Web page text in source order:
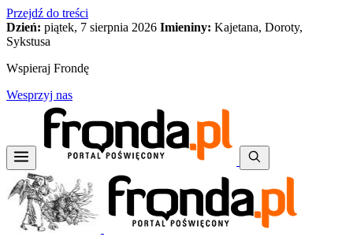
Przejdź do treści
Dzień: piątek, 7 sierpnia 2026 Imieniny: Kajetana, Doroty,
Sykstusa
Wspieraj Frondę
Wesprzyj nas